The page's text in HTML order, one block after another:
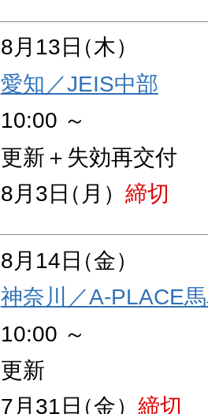
8月13日（木）
愛知／JEIS中部
10:00 ～
更新＋失効再交付
8月3日（月） 締切
8月14日（金）
神奈川／A-PLACE
10:00 ～
更新
7月31日（金） 締切